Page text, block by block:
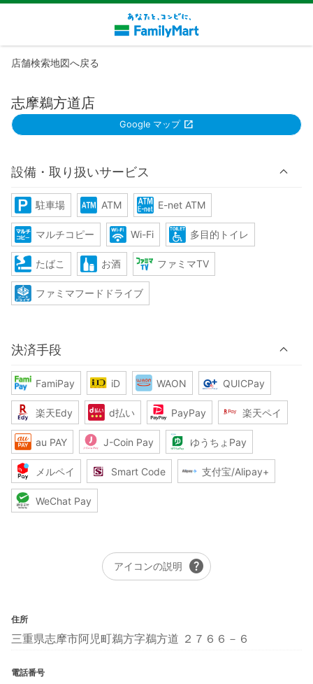
店舗検索地図へ戻る
志摩鵜方道店
Google マップ
設備・取り扱いサービス
駐車場 ATM E-net ATM
マルチコピー Wi-Fi 多目的トイレ
たばこ お酒 ファミマTV
ファミマフードドライブ
決済手段
FamiPay iD WAON QUICPay
楽天Edy d払い PayPay 楽天ペイ
au PAY J-Coin Pay ゆうちょPay
メルペイ Smart Code 支付宝/Alipay+
WeChat Pay
アイコンの説明 help
住所
三重県志摩市阿児町鵜方字鵜方道 ２７６６－６
電話番号